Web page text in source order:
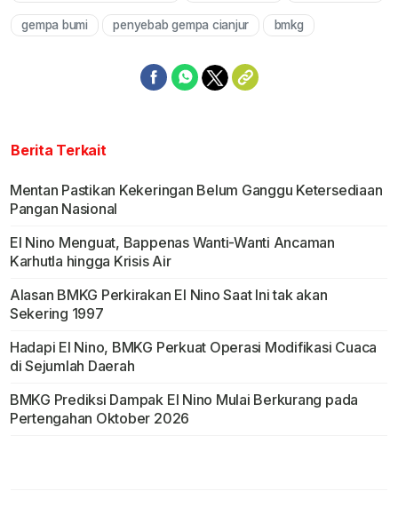
gempa bumi penyebab gempa cianjur bmkg
Berita Terkait
Mentan Pastikan Kekeringan Belum Ganggu Ketersediaan
Pangan Nasional
El Nino Menguat, Bappenas Wanti-Wanti Ancaman
Karhutla hingga Krisis Air
Alasan BMKG Perkirakan El Nino Saat Ini tak akan
Sekering 1997
Hadapi El Nino, BMKG Perkuat Operasi Modifikasi Cuaca
di Sejumlah Daerah
BMKG Prediksi Dampak El Nino Mulai Berkurang pada
Pertengahan Oktober 2026